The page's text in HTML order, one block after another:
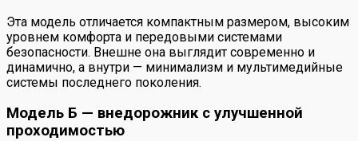
Эта модель отличается компактным размером, высоким
уровнем комфорта и передовыми системами
безопасности. Внешне она выглядит современно и
динамично, а внутри — минимализм и мультимедийные
системы последнего поколения.
Модель Б — внедорожник с улучшенной
проходимостью